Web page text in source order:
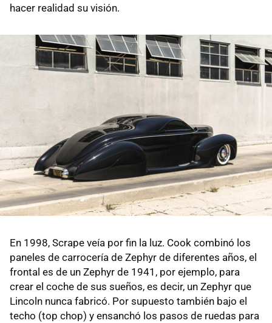
hacer realidad su visión.
En 1998, Scrape veía por fin la luz. Cook combinó los
paneles de carrocería de Zephyr de diferentes años, el
frontal es de un Zephyr de 1941, por ejemplo, para
crear el coche de sus sueños, es decir, un Zephyr que
Lincoln nunca fabricó. Por supuesto también bajo el
techo (top chop) y ensanchó los pasos de ruedas para